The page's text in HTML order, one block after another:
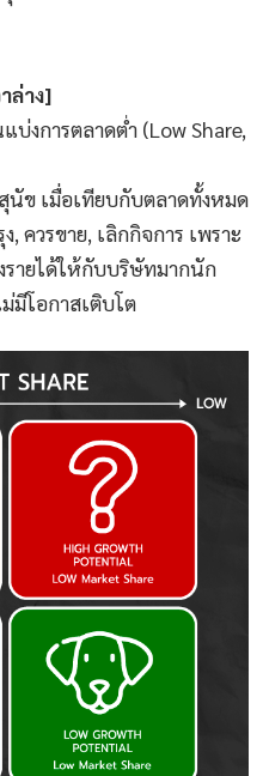
ล่าง]
บ่งการตลาดต่ำ (Low Share,
นัข เมื่อเทียบกับตลาดทั้งหมด
ควรขาย, เลิกกิจการ เพราะ
รายได้ให้กับบริษัทมากนัก
มีโอกาสเติบโต